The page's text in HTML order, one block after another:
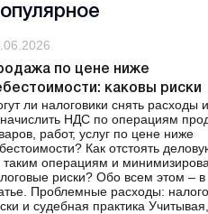
по цене ниже
каковы риски
ли налоговики снять расходы и
НДС по операциям
работ, услуг по цене ниже
Как отстоять
таким операциям и
риски? Обо всем этом – в
Проблемные расходы:
и судебная практика Учитывая,